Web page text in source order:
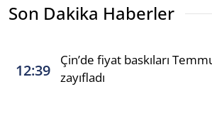
Son Dakika Haberler
12:39
Çin’de fiyat baskıları
zayıfladı